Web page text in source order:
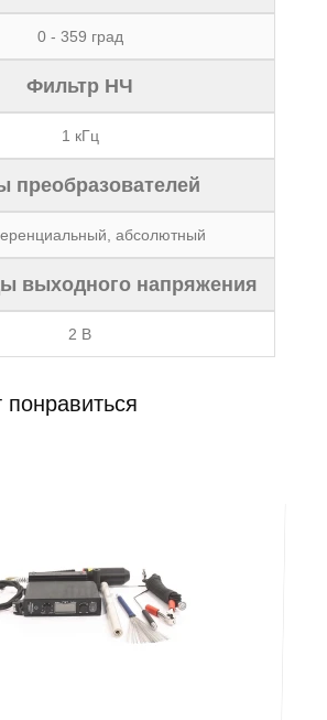
0 - 359 град
Фильтр НЧ
1 кГц
преобразователей
абсолютный
выходного напряжения
2 В